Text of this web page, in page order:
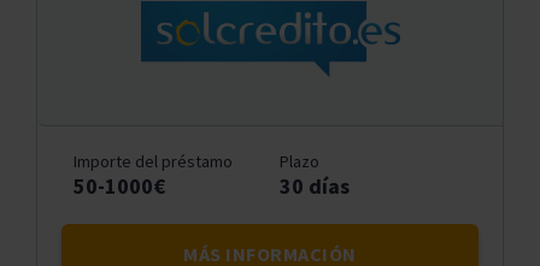
Importe del préstamo
50-1000€
Plazo
30 días
MÁS INFORMACIÓN